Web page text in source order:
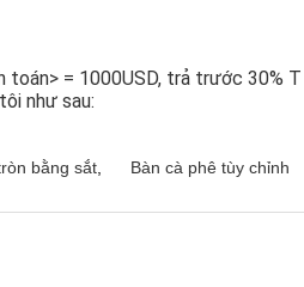
toán> = 1000USD, trả trước 30%
như sau:
bằng sắt Bàn cà phê tùy chỉnh